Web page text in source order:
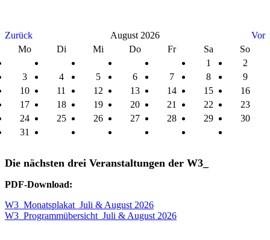
Zurück August 2026
Vor
Mo
Di Mi Do Fr Sa
So
1
2
3
4 5 6 7 8
9
10
11 12 13 14 15
16
17
18 19 20 21 22
23
24
25 26 27 28 29
30
31
Die nächsten drei Veranstaltungen der W3_
PDF-Download:
W3_Monatsplakat_Juli & August 2026
W3_Programmübersicht_Juli & August 2026